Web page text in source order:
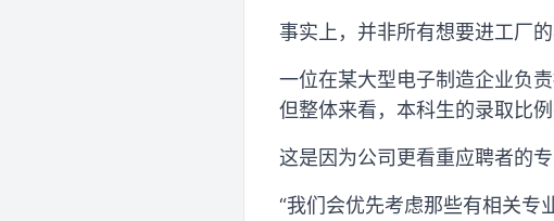
事实上，并非所有想要进工厂
一位在某大型电子制造企业负
但整体来看，本科生的录取比例
这是因为公司更看重应聘者的专
“我们会优先考虑那些有相关专